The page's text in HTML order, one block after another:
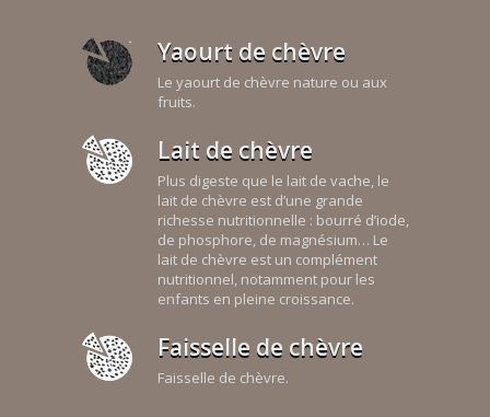
Yaourt de chèvre
Le yaourt de chèvre nature ou aux
fruits.
Lait de chèvre
Plus digeste que le lait de vache, le
lait de chèvre est d’une grande
richesse nutritionnelle : bourré d’iode,
de phosphore, de magnésium… Le
lait de chèvre est un complément
nutritionnel, notamment pour les
enfants en pleine croissance.
Faisselle de chèvre
Faisselle de chèvre.